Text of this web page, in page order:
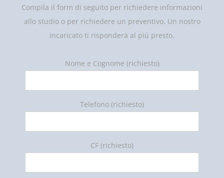
Compila il form di seguito per richiedere informazioni
allo studio o per richiedere un preventivo. Un nostro
incaricato ti risponderà al più presto.
Nome e Cognome (richiesto)
Telefono (richiesto)
CF (richiesto)